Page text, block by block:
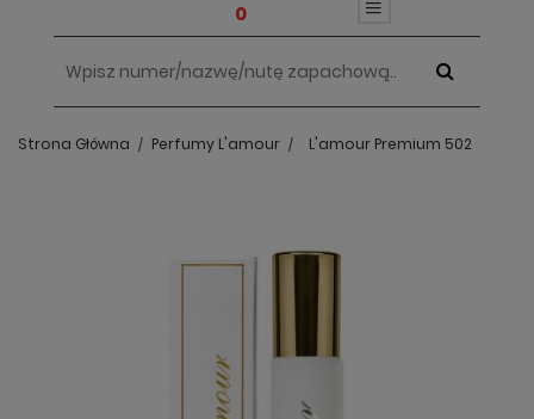
0
Strona Główna Perfumy L'amour L'amour Premium 502